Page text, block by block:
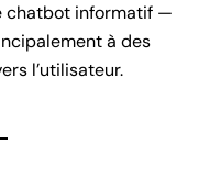
chatbot informatif —
à des
l’utilisateur.